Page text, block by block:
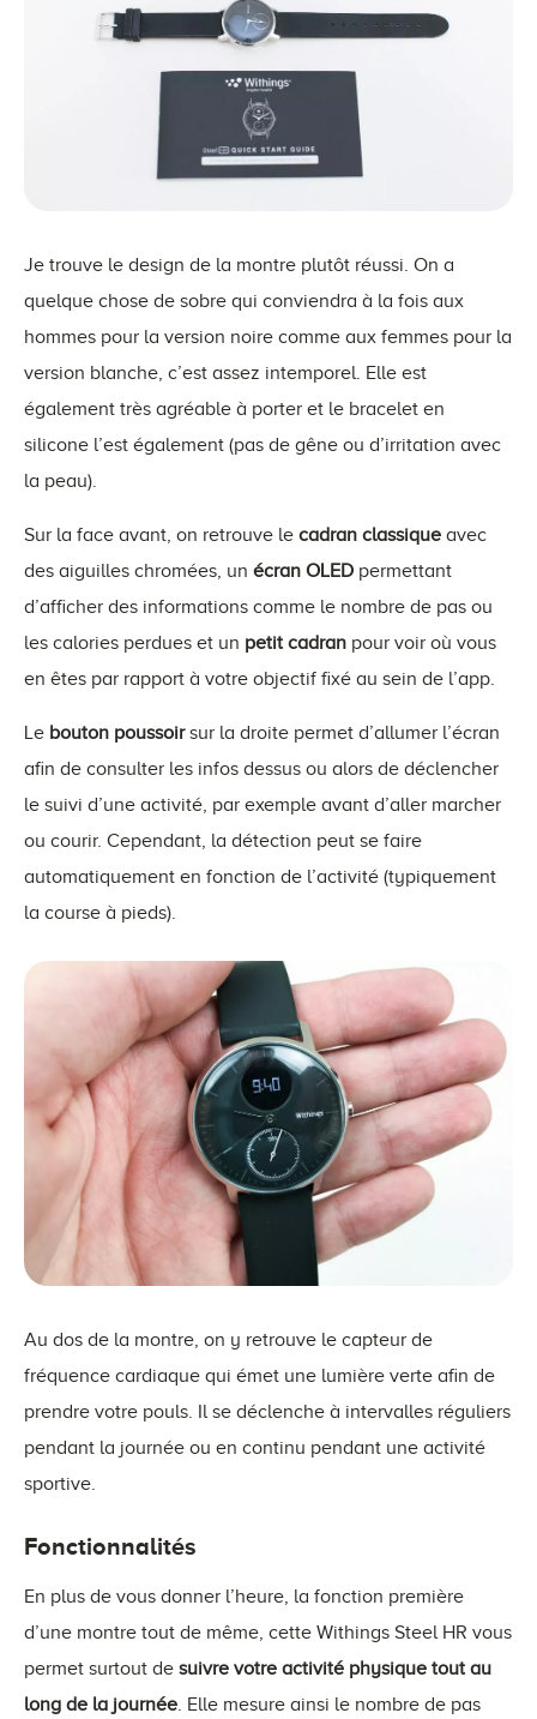
Je trouve le design de la montre plutôt réussi. On a
quelque chose de sobre qui conviendra à la fois aux
hommes pour la version noire comme aux femmes pour la
version blanche, c’est assez intemporel. Elle est
également très agréable à porter et le bracelet en
silicone l’est également (pas de gêne ou d’irritation avec
la peau).
Sur la face avant, on retrouve le cadran classique avec
des aiguilles chromées, un écran OLED permettant
d’afficher des informations comme le nombre de pas ou
les calories perdues et un petit cadran pour voir où vous
en êtes par rapport à votre objectif fixé au sein de l’app.
Le bouton poussoirsur la droite permet d’allumer l’écran
afin de consulter les infos dessus ou alors de déclencher
le suivi d’une activité, par exemple avant d’aller marcher
ou courir. Cependant, la détection peut se faire
automatiquement en fonction de l’activité (typiquement
la course à pieds).
Au dos de la montre, on y retrouve le capteur de
fréquence cardiaque qui émet une lumière verte afin de
prendre votre pouls. Il se déclenche à intervalles réguliers
pendant la journée ou en continu pendant une activité
sportive.
Fonctionnalités
En plus de vous donner l’heure, la fonction première
d’une montre tout de même, cette Withings Steel HR vous
permet surtout de suivre votre activité physique tout au
long de la journée . Elle mesure ainsi le nombre de pas